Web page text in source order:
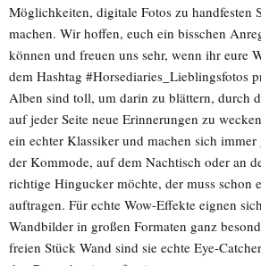
Möglichkeiten, digitale Fotos zu handfesten
machen. Wir hoffen, euch ein bisschen
können und freuen uns sehr, wenn ihr eure
dem Hashtag #Horsediaries_Lieblingsfotos
Alben sind toll, um darin zu blättern, durch
auf jeder Seite neue Erinnerungen zu
ein echter Klassiker und machen sich
der Kommode, auf dem Nachtisch oder an
richtige Hingucker möchte, der muss schon
auftragen. Für echte Wow-Effekte eignen
Wandbilder in großen Formaten ganz
freien Stück Wand sind sie echte Eye-